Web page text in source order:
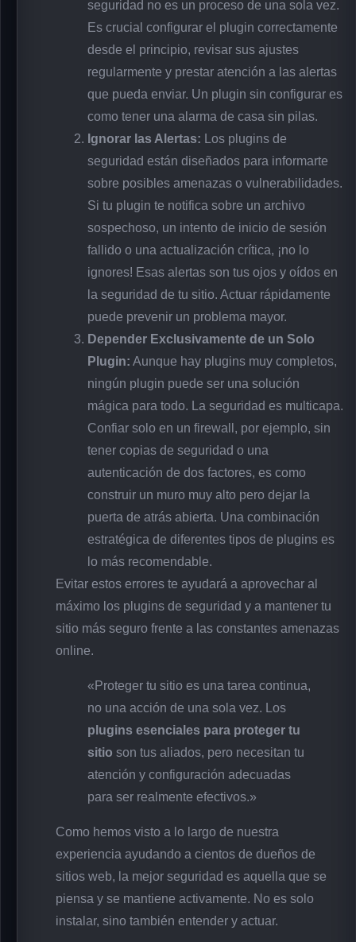
seguridad no es un proceso de una sola vez.
Es crucial configurar el plugin correctamente
desde el principio, revisar sus ajustes
regularmente y prestar atención a las alertas
que pueda enviar. Un plugin sin configurar es
como tener una alarma de casa sin pilas.
Ignorar las Alertas: Los plugins de
seguridad están diseñados para informarte
sobre posibles amenazas o vulnerabilidades.
Si tu plugin te notifica sobre un archivo
sospechoso, un intento de inicio de sesión
fallido o una actualización crítica, ¡no lo
ignores! Esas alertas son tus ojos y oídos en
la seguridad de tu sitio. Actuar rápidamente
puede prevenir un problema mayor.
Depender Exclusivamente de un Solo
Plugin: Aunque hay plugins muy completos,
ningún plugin puede ser una solución
mágica para todo. La seguridad es multicapa.
Confiar solo en un firewall, por ejemplo, sin
tener copias de seguridad o una
autenticación de dos factores, es como
construir un muro muy alto pero dejar la
puerta de atrás abierta. Una combinación
estratégica de diferentes tipos de plugins es
lo más recomendable.
Evitar estos errores te ayudará a aprovechar al
máximo los plugins de seguridad y a mantener tu
sitio más seguro frente a las constantes amenazas
online.
«Proteger tu sitio es una tarea continua,
no una acción de una sola vez. Los
plugins esenciales para proteger tu
sitio son tus aliados, pero necesitan tu
atención y configuración adecuadas
para ser realmente efectivos.»
Como hemos visto a lo largo de nuestra
experiencia ayudando a cientos de dueños de
sitios web, la mejor seguridad es aquella que se
piensa y se mantiene activamente. No es solo
instalar, sino también entender y actuar.